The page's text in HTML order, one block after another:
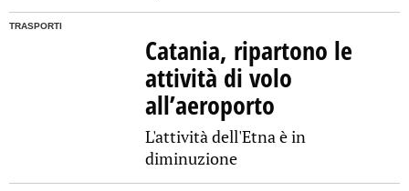
TRASPORTI
Catania, ripartono le
attività di volo
all’aeroporto
L'attività dell'Etna è in
diminuzione